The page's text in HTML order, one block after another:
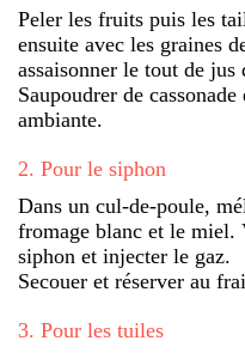
Peler les fruits puis les
ensuite avec les graines
assaisonner le tout de
Saupoudrer de
ambiante.
2. Pour le siphon
Dans un cul-de-poule,
fromage blanc et le miel.
siphon et injecter le gaz.
Secouer et réserver au
3. Pour les tuiles